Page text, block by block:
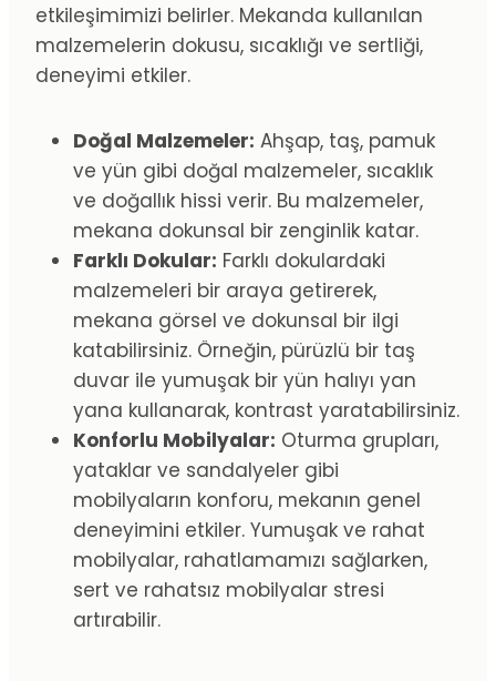
etkileşimimizi belirler. Mekanda kullanılan
malzemelerin dokusu, sıcaklığı ve sertliği,
deneyimi etkiler.
Doğal Malzemeler: Ahşap, taş, pamuk
ve yün gibi doğal malzemeler, sıcaklık
ve doğallık hissi verir. Bu malzemeler,
mekana dokunsal bir zenginlik katar.
Farklı Dokular: Farklı dokulardaki
malzemeleri bir araya getirerek,
mekana görsel ve dokunsal bir ilgi
katabilirsiniz. Örneğin, pürüzlü bir taş
duvar ile yumuşak bir yün halıyı yan
yana kullanarak, kontrast yaratabilirsiniz.
Konforlu Mobilyalar: Oturma grupları,
yataklar ve sandalyeler gibi
mobilyaların konforu, mekanın genel
deneyimini etkiler. Yumuşak ve rahat
mobilyalar, rahatlamamızı sağlarken,
sert ve rahatsız mobilyalar stresi
artırabilir.